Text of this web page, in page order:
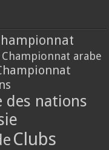
Championnat arabe
des nations
Clubs